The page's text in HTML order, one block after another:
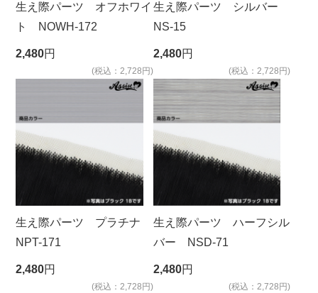
生え際パーツ オフホワイ
ト NOWH-172
2,480円
(税込：2,728円)
生え際パーツ シルバー
NS-15
2,480円
(税込：2,728円)
生え際パーツ プラチナ
NPT-171
2,480円
(税込：2,728円)
生え際パーツ ハーフシル
バー NSD-71
2,480円
(税込：2,728円)